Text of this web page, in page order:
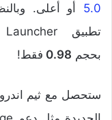
5.0 أو أعلى.
تطبيق Pixel Launcher فهو برقم
بحجم 0.98 فقط!